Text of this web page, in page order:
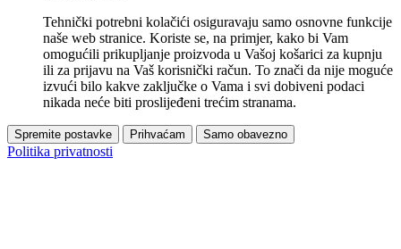
Tehnički potrebni kolačići osiguravaju samo osnovne funkcije
naše web stranice. Koriste se, na primjer, kako bi Vam
omogućili prikupljanje proizvoda u Vašoj košarici za kupnju
ili za prijavu na Vaš korisnički račun. To znači da nije moguće
izvući bilo kakve zaključke o Vama i svi dobiveni podaci
nikada neće biti proslijeđeni trećim stranama.
Spremite postavke Prihvaćam Samo obavezno
Politika privatnosti